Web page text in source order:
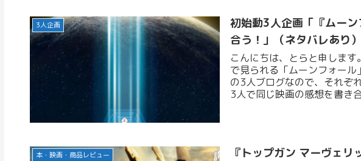
3人企画
初始動3人企画「『ムー
合う！」（ネタバレあり）
こんにちは、とらと申しま
で見られる「ムーンフォー
の3人ブログなので、それぞ
3人で同じ映画の感想を書き
本・映画・商品レビュー
『トップガン マーヴェ